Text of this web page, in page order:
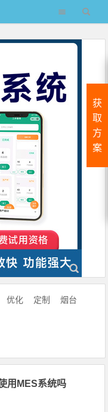
优化 定制 烟台
用MES系统吗
获
取
方
案